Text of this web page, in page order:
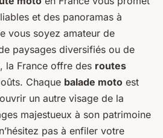
et des panoramas à
vous soyez amateur de
paysages diversifiés ou de
la France offre des routes
Chaque balade moto est
un autre visage de la
majestueux à son patrimoine
pas à enfiler votre